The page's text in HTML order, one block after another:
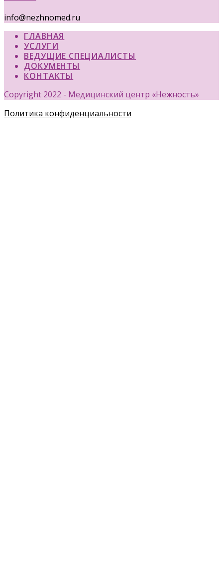
info@nezhnomed.ru
ГЛАВНАЯ
УСЛУГИ
ВЕДУЩИЕ СПЕЦИАЛИСТЫ
ДОКУМЕНТЫ
КОНТАКТЫ
Copyright 2022 - Медицинский центр «Нежность»
Политика конфиденциальности